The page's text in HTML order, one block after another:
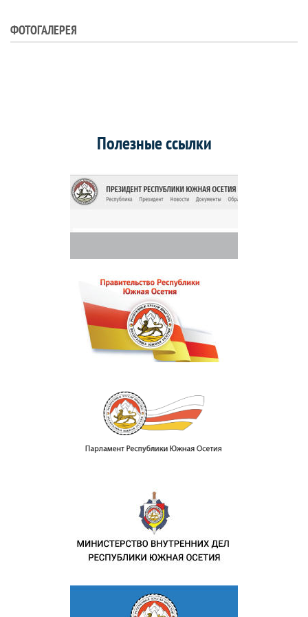
ФОТОГАЛЕРЕЯ
Полезные ссылки